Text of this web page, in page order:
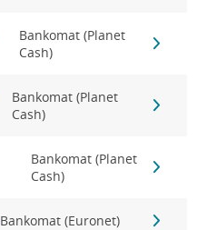
Bankomat (Planet
Cash)
Bankomat (Planet
Cash)
Bankomat (Planet
Cash)
Bankomat (Euronet)